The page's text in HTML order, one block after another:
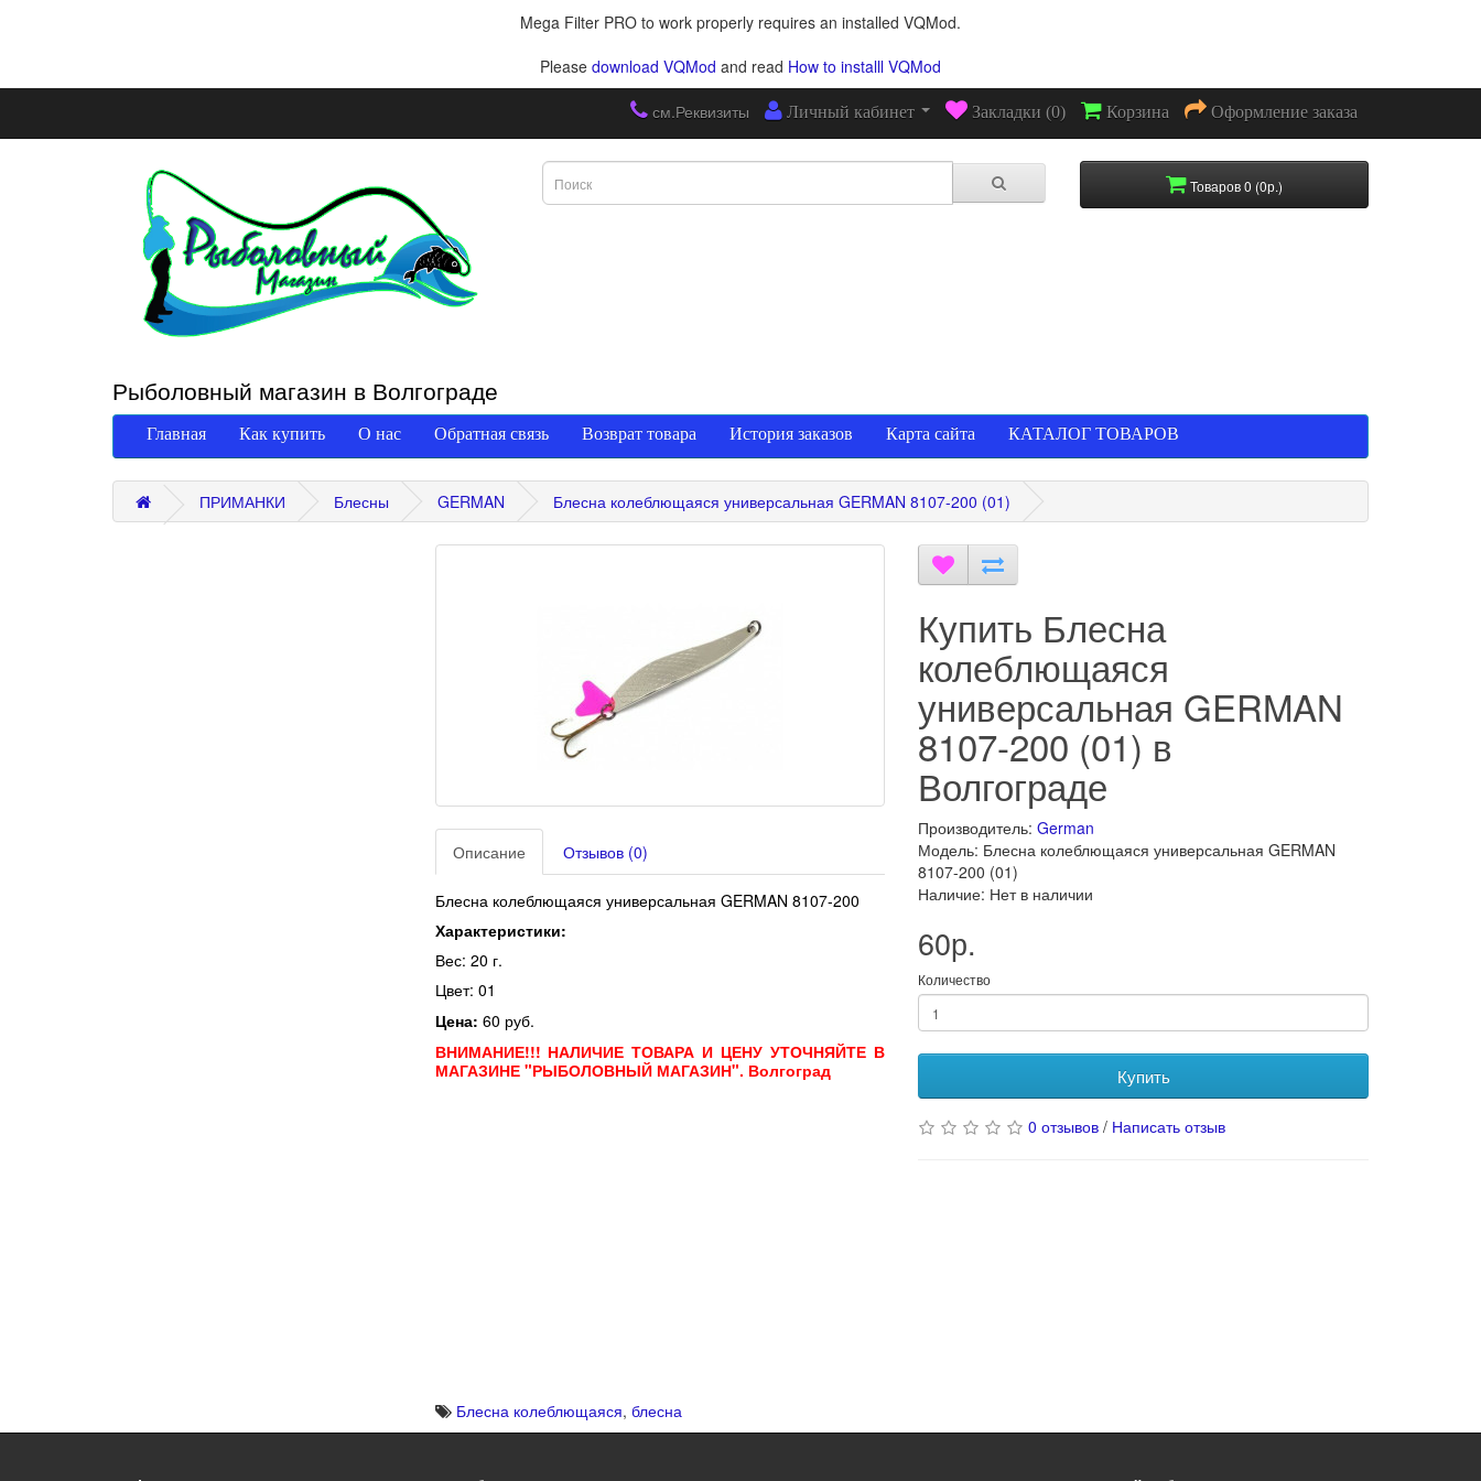
Mega Filter PRO to work properly requires an installed VQMod.
Please download VQMod and read How to installl VQMod
см.Реквизиты Личный кабинет Закладки (0) Корзина Оформление заказа
Товаров 0 (0р.)
Рыболовный магазин в Волгограде
Главная Как купить О нас Обратная связь Возврат товара История заказов Карта сайта КАТАЛОГ ТОВАРОВ
ПРИМАНКИ Блесны GERMAN Блесна колеблющаяся универсальная GERMAN 8107-200 (01)
Описание Отзывов (0)
Блесна колеблющаяся универсальная GERMAN 8107-200
Характеристики:
Вес: 20 г.
Цвет: 01
Цена: 60 руб.
ВНИМАНИЕ!!! НАЛИЧИЕ ТОВАРА И ЦЕНУ УТОЧНЯЙТЕ В
МАГАЗИНЕ "РЫБОЛОВНЫЙ МАГАЗИН". Волгоград
Купить Блесна
колеблющаяся
универсальная GERMAN
8107-200 (01) в
Волгограде
Производитель:German
Модель: Блесна колеблющаяся универсальная GERMAN
8107-200 (01)
Наличие: Нет в наличии
60р.
Количество
Купить
0 отзывов / Написать отзыв
Блесна колеблющаяся, блесна